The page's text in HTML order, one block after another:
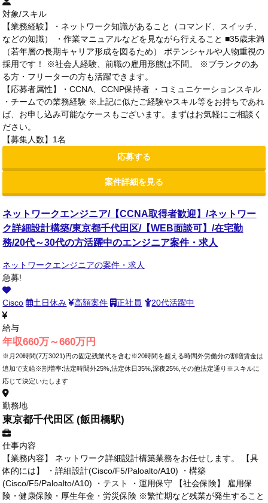
対象/スキル
【業務経験】・ネットワーク知識があること（コマンド、スイッチ、
などの知識） ・作業マニュアルなどを見ながら行えること ■35歳未満
（若年層の長期キャリア形成を図るため） ポテンシャルや人物重視の
採用です！ ※社会人経験、前職の雇用形態は不問。 ※ブランクのあ
る方・フリーターの方も活躍できます。
【応募者属性】・CCNA、CCNP保持者 ・コミュニケーションスキル
・チームでの業務経験 ※上記に似たご経験やスキル等をお持ちであれ
ば、お申し込み可能なケースもございます。まずはお気軽にご相談く
ださい。
【募集人数】1名
応募する
案件詳細を見る
ネットワークエンジニア/【CCNA取得者歓迎】/ネットワー
ク詳細設計構築/東京都千代田区/【WEB面談可】/在宅勤
務/20代～30代の方活躍中のエンジニア案件・求人
ネットワークエンジニアの案件・求人
急募!
Cisco 土日休み 高額案件 正社員 20代活躍中
給与
年収660万～660万円
※月20時間(7万3021)円の固定残業代を含む※20時間を超える時間外労働分の割増賃金は
追加で支給※割増率:法定時間外25%,法定休日35%,深夜25%,その他法定通り※スキルに
応じて決定いたします
勤務地
東京都千代田区 (飯田橋駅)
仕事内容
【業務内容】 ネットワーク詳細設計構築業務をお任せします。 【具
体的には】 ・詳細設計(Cisco/F5/Paloalto/A10) ・構築
(Cisco/F5/Paloalto/A10) ・テスト ・運用保守 【社会保険】 雇用保
険・健康保険・厚生年金・労災保険 ※繁忙期など残業が発生すること